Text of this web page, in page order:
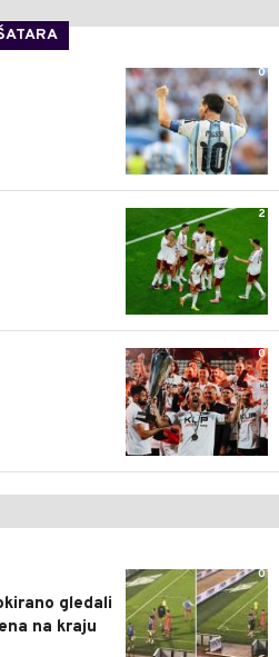
0
2
0
0
gledali
na kraju